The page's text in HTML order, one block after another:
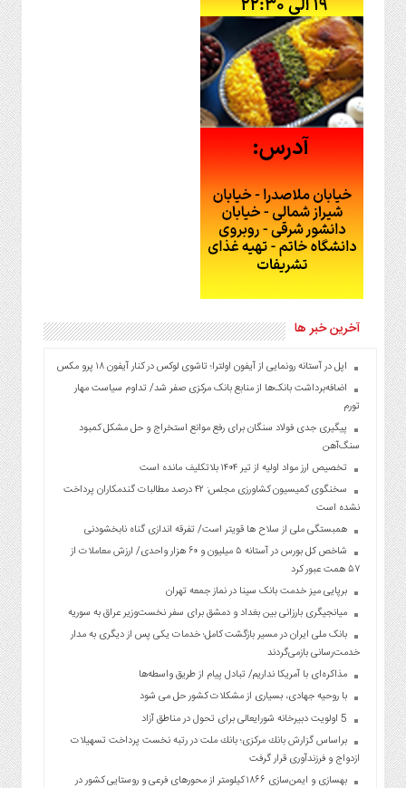
آخرین خبر ها
اپل در آستانه رونمایی از آیفون اولترا؛ تاشوی لوکس در کنار آیفون ۱۸ پرو مکس
اضافه‌برداشت بانک‌ها از منابع بانک مرکزی صفر شد/ تداوم سیاست مهار
تورم
پیگیری جدی فولاد سنگان برای رفع موانع استخراج و حل مشکل کمبود
سنگ‌آهن
تخصیص ارز مواد اولیه از تیر ۱۴۰۴ بلاتکلیف مانده است
سخنگوی کمیسیون کشاورزی مجلس: ۴۲ درصد مطالبات گندمکاران پرداخت
نشده است
همبستگی ملی از سلاح ها قویتر است/ تفرقه اندازی گناه نابخشودنی
شاخص کل بورس در آستانه ۵ میلیون و ۶۰ هزار واحدی/ ارزش معاملات از
۵۷ همت عبور کرد
برپایی میز خدمت بانک سینا در نماز جمعه تهران
میانجیگری بارزانی بین بغداد و دمشق برای سفر نخست‌وزیر عراق به سوریه
بانک ملی ایران در مسیر بازگشت کامل؛ خدمات یکی پس از دیگری به مدار
خدمت‌رسانی بازمی‌گردند
مذاکره‌ای با آمریکا نداریم/ تبادل پیام از طریق واسطه‌ها
با روحیه جهادی، بسیاری از مشکلات کشور حل می شود
5 اولویت دبیرخانه شورایعالی برای تحول در مناطق آزاد
براساس گزارش بانك مركزی؛ بانك ملت در رتبه نخست پرداخت تسهیلات
ازدواج و فرزندآوری قرار گرفت
بهسازی و ایمن‌سازی ۱۸۶۶ کیلومتر از محورهای فرعی و روستایی کشور در